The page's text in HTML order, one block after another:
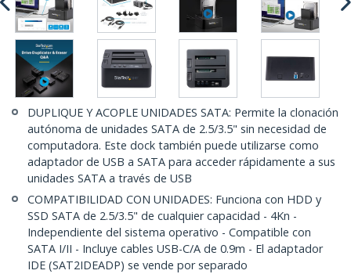
DUPLIQUE Y ACOPLE UNIDADES SATA: Permite la clonación
autónoma de unidades SATA de 2.5/3.5" sin necesidad de
computadora. Este dock también puede utilizarse como
adaptador de USB a SATA para acceder rápidamente a sus
unidades SATA a través de USB
COMPATIBILIDAD CON UNIDADES: Funciona con HDD y
SSD SATA de 2.5/3.5" de cualquier capacidad - 4Kn -
Independiente del sistema operativo - Compatible con
SATA I/II - Incluye cables USB-C/A de 0.9m - El adaptador
IDE (SAT2IDEADP) se vende por separado